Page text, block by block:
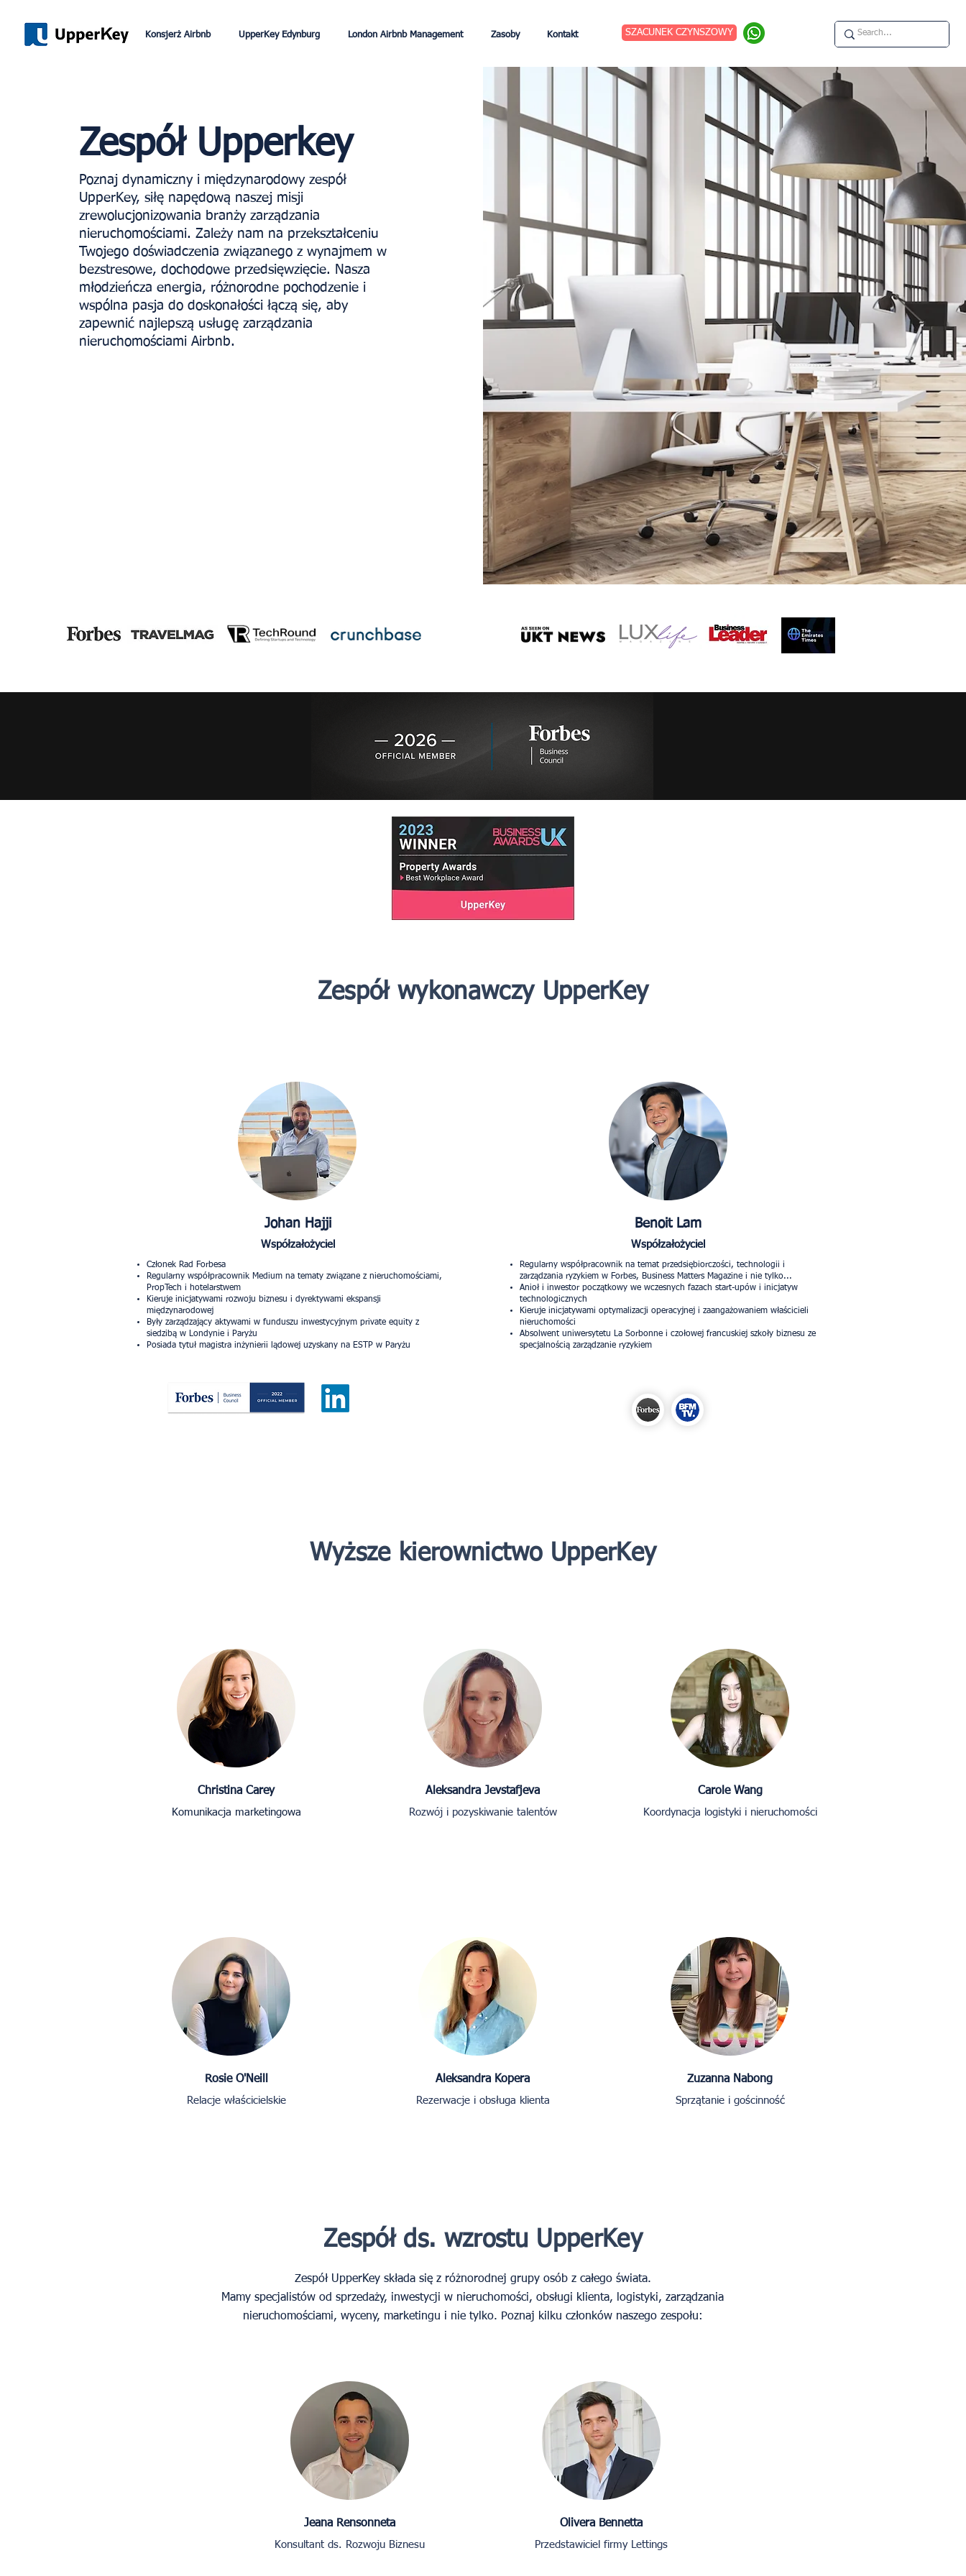
Konsjerż Airbnb UpperKey Edynburg London Airbnb Management Zasoby Kontakt SZACUNEK CZYNSZOWY
Zespół Upperkey
Poznaj dynamiczny i międzynarodowy zespół
UpperKey, siłę napędową naszej misji
zrewolucjonizowania branży zarządzania
nieruchomościami. Zależy nam na przekształceniu
Twojego doświadczenia związanego z wynajmem w
bezstresowe, dochodowe przedsięwzięcie. Nasza
młodzieńcza energia, różnorodne pochodzenie i
wspólna pasja do doskonałości łączą się, aby
zapewnić najlepszą usługę zarządzania
nieruchomościami Airbnb.
Zespół wykonawczy UpperKey
Johan Hajji
Współzałożyciel
Członek Rad Forbesa
Regularny współpracownik Medium na tematy związane z nieruchomościami,
PropTech i hotelarstwem
Kieruje inicjatywami rozwoju biznesu i dyrektywami ekspansji
międzynarodowej
Były zarządzający aktywami w funduszu inwestycyjnym private equity z
siedzibą w Londynie i Paryżu​
Posiada tytuł magistra inżynierii lądowej uzyskany na ESTP w Paryżu
Benoit Lam
Współzałożyciel
Regularny współpracownik na temat przedsiębiorczości, technologii i
zarządzania ryzykiem w Forbes, Business Matters Magazine i nie tylko...
Anioł i inwestor początkowy we wczesnych fazach start-upów i inicjatyw
technologicznych
Kieruje inicjatywami optymalizacji operacyjnej i zaangażowaniem właścicieli
nieruchomości
Absolwent uniwersytetu La Sorbonne i czołowej francuskiej szkoły biznesu ze
specjalnością zarządzanie ryzykiem
Wyższe kierownictwo UpperKey
Christina Carey
Komunikacja marketingowa
Aleksandra Jevstafjeva
Rozwój i pozyskiwanie talentów
Carole Wang
Koordynacja logistyki i nieruchomości
Rosie O'Neill
Relacje właścicielskie
Aleksandra Kopera
Rezerwacje i obsługa klienta
Zuzanna Nabong
Sprzątanie i gościnność
Zespół ds. wzrostu UpperKey
Zespół UpperKey składa się z różnorodnej grupy osób z całego świata.
Mamy specjalistów od sprzedaży, inwestycji w nieruchomości, obsługi klienta, logistyki, zarządzania
nieruchomościami, wyceny, marketingu i nie tylko. Poznaj kilku członków naszego zespołu:
Jeana Rensonneta
Konsultant ds. Rozwoju Biznesu
Olivera Bennetta
Przedstawiciel firmy Lettings